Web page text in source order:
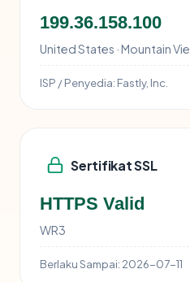
199.36.158.100
United States · Mountain
ISP / Penyedia: Fastly, Inc.
Sertifikat SSL
HTTPS Valid
WR3
Berlaku Sampai: 2026-07-11